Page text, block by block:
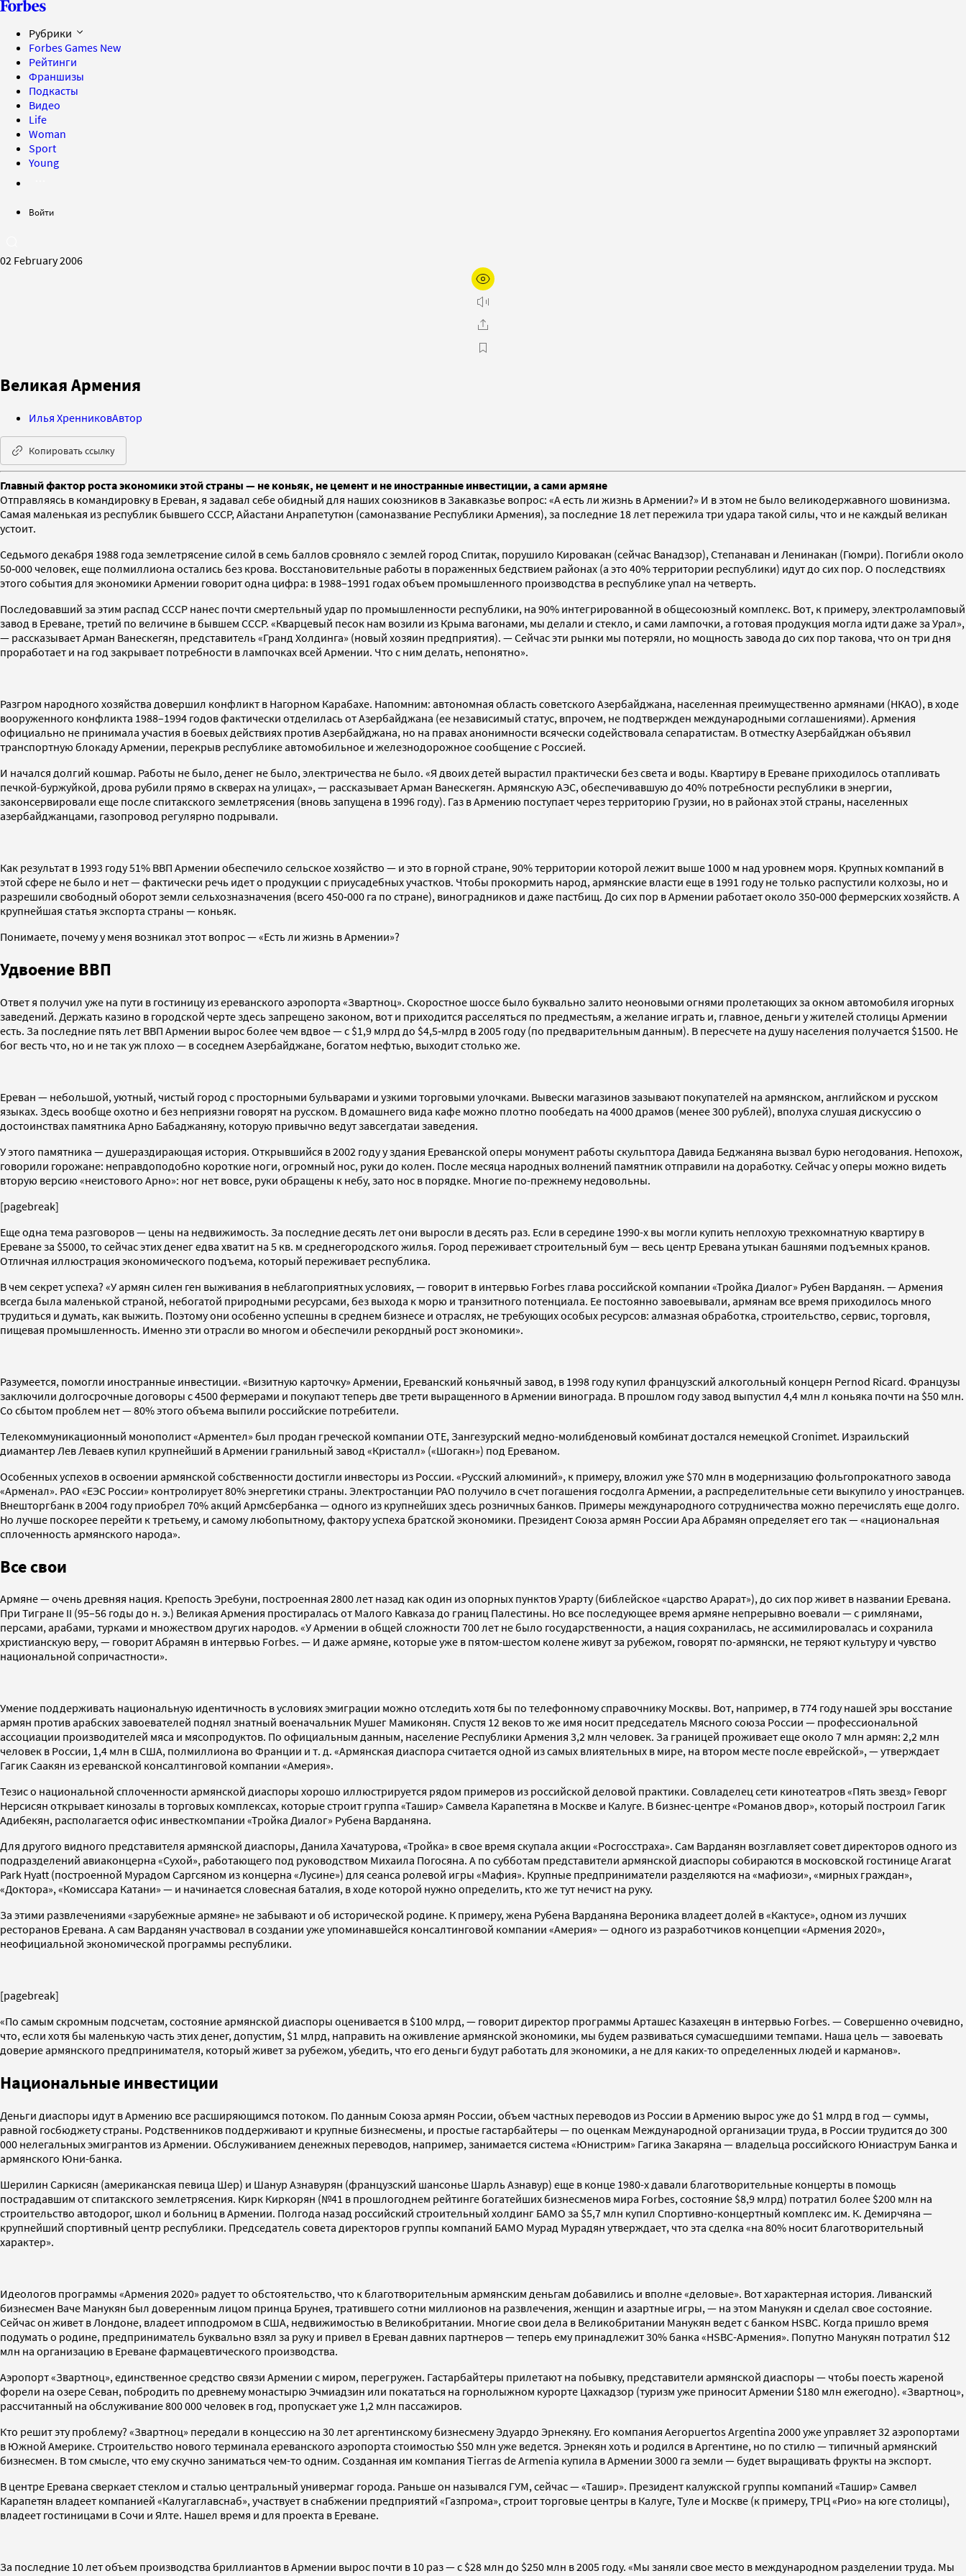
Рубрики
Forbes Games New
Рейтинги
Франшизы
Подкасты
Видео
Life
Woman
Sport
Young
Войти
02 February 2006
Великая Армения
Илья ХренниковАвтор
Копировать ссылку
Главный фактор роста экономики этой страны — не коньяк, не цемент и не иностранные инвестиции, а сами армяне
Отправляясь в командировку в Ереван, я задавал себе обидный для наших союзников в Закавказье вопрос: «А есть ли жизнь в Армении?» И в этом не было великодержавного шовинизма.
Самая маленькая из республик бывшего СССР, Айастани Анрапетутюн (самоназвание Республики Армения), за последние 18 лет пережила три удара такой силы, что и не каждый великан
устоит.
Седьмого декабря 1988 года землетрясение силой в семь баллов сровняло с землей город Спитак, порушило Кировакан (сейчас Ванадзор), Степанаван и Ленинакан (Гюмри). Погибли около
50‑000 человек, еще полмиллиона остались без крова. Восстановительные работы в пораженных бедствием районах (а это 40% территории республики) идут до сих пор. О последствиях
этого события для экономики Армении говорит одна цифра: в 1988–1991 годах объем промышленного производства в республике упал на четверть.
Последовавший за этим распад СССР нанес почти смертельный удар по промышленности республики, на 90% интегрированной в общесоюзный комплекс. Вот, к примеру, электроламповый
завод в Ереване, третий по величине в бывшем СССР. «Кварцевый песок нам возили из Крыма вагонами, мы делали и стекло, и сами лампочки, а готовая продукция могла идти даже за Урал»,
— рассказывает Арман Ванескегян, представитель «Гранд Холдинга» (новый хозяин предприятия). — Сейчас эти рынки мы потеряли, но мощность завода до сих пор такова, что он три дня
проработает и на год закрывает потребности в лампочках всей Армении. Что с ним делать, непонятно».
Разгром народного хозяйства довершил конфликт в Нагорном Карабахе. Напомним: автономная область советского Азербайджана, населенная преимущественно армянами (НКАО), в ходе
вооруженного конфликта 1988–1994 годов фактически отделилась от Азербайджана (ее независимый статус, впрочем, не подтвержден международными соглашениями). Армения
официально не принимала участия в боевых действиях против Азербайджана, но на правах анонимности всячески содействовала сепаратистам. В отместку Азербайджан объявил
транспортную блокаду Армении, перекрыв республике автомобильное и железнодорожное сообщение с Россией.
И начался долгий кошмар. Работы не было, денег не было, электричества не было. «Я двоих детей вырастил практически без света и воды. Квартиру в Ереване приходилось отапливать
печкой-буржуйкой, дрова рубили прямо в скверах на улицах», — рассказывает Арман Ванескегян. Армянскую АЭС, обеспечивавшую до 40% потребности республики в энергии,
законсервировали еще после спитакского землетрясения (вновь запущена в 1996 году). Газ в Армению поступает через территорию Грузии, но в районах этой страны, населенных
азербайджанцами, газопровод регулярно подрывали.
Как результат в 1993 году 51% ВВП Армении обеспечило сельское хозяйство — и это в горной стране, 90% территории которой лежит выше 1000 м над уровнем моря. Крупных компаний в
этой сфере не было и нет — фактически речь идет о продукции с приусадебных участков. Чтобы прокормить народ, армянские власти еще в 1991 году не только распустили колхозы, но и
разрешили свободный оборот земли сельхозназначения (всего 450‑000 га по стране), виноградников и даже пастбищ. До сих пор в Армении работает около 350‑000 фермерских хозяйств. А
крупнейшая статья экспорта страны — коньяк.
Понимаете, почему у меня возникал этот вопрос — «Есть ли жизнь в Армении»?
Удвоение ВВП
Ответ я получил уже на пути в гостиницу из ереванского аэропорта «Звартноц». Скоростное шоссе было буквально залито неоновыми огнями пролетающих за окном автомобиля игорных
заведений. Держать казино в городской черте здесь запрещено законом, вот и приходится расселяться по предместьям, а желание играть и, главное, деньги у жителей столицы Армении
есть. За последние пять лет ВВП Армении вырос более чем вдвое — с $1,9 млрд до $4,5‑млрд в 2005 году (по предварительным данным). В пересчете на душу населения получается $1500. Не
бог весть что, но и не так уж плохо — в соседнем Азербайджане, богатом нефтью, выходит столько же.
Ереван — небольшой, уютный, чистый город с просторными бульварами и узкими торговыми улочками. Вывески магазинов зазывают покупателей на армянском, английском и русском
языках. Здесь вообще охотно и без неприязни говорят на русском. В домашнего вида кафе можно плотно пообедать на 4000 драмов (менее 300 рублей), вполуха слушая дискуссию о
достоинствах памятника Арно Бабаджаняну, которую привычно ведут завсегдатаи заведения.
У этого памятника — душераздирающая история. Открывшийся в 2002 году у здания Ереванской оперы монумент работы скульптора Давида Беджаняна вызвал бурю негодования. Непохож,
говорили горожане: неправдоподобно короткие ноги, огромный нос, руки до колен. После месяца народных волнений памятник отправили на доработку. Сейчас у оперы можно видеть
вторую версию «неистового Арно»: ног нет вовсе, руки обращены к небу, зато нос в порядке. Многие по-прежнему недовольны.
[pagebreak]
Еще одна тема разговоров — цены на недвижимость. За последние десять лет они выросли в десять раз. Если в середине 1990-х вы могли купить неплохую трехкомнатную квартиру в
Ереване за $5000, то сейчас этих денег едва хватит на 5 кв. м среднегородского жилья. Город переживает строительный бум — весь центр Еревана утыкан башнями подъемных кранов.
Отличная иллюстрация экономического подъема, который переживает республика.
В чем секрет успеха? «У армян силен ген выживания в неблагоприятных условиях, — говорит в интервью Forbes глава российской компании «Тройка Диалог» Рубен Варданян. — Армения
всегда была маленькой страной, небогатой природными ресурсами, без выхода к морю и транзитного потенциала. Ее постоянно завоевывали, армянам все время приходилось много
трудиться и думать, как выжить. Поэтому они особенно успешны в среднем бизнесе и отраслях, не требующих особых ресурсов: алмазная обработка, строительство, сервис, торговля,
пищевая промышленность. Именно эти отрасли во многом и обеспечили рекордный рост экономики».
Разумеется, помогли иностранные инвестиции. «Визитную карточку» Армении, Ереванский коньячный завод, в 1998 году купил французский алкогольный концерн Pernod Ricard. Французы
заключили долгосрочные договоры с 4500 фермерами и покупают теперь две трети выращенного в Армении винограда. В прошлом году завод выпустил 4,4 млн л коньяка почти на $50 млн.
Со сбытом проблем нет — 80% этого объема выпили российские потребители.
Телекоммуникационный монополист «Арментел» был продан греческой компании OTE, Зангезурский медно-молибденовый комбинат достался немецкой Cronimet. Израильский
диамантер Лев Леваев купил крупнейший в Армении гранильный завод «Кристалл» («Шогакн») под Ереваном.
Особенных успехов в освоении армянской собственности достигли инвесторы из России. «Русский алюминий», к примеру, вложил уже $70 млн в модернизацию фольгопрокатного завода
«Арменал». РАО «ЕЭС России» контролирует 80% энергетики страны. Электростанции РАО получило в счет погашения госдолга Армении, а распределительные сети выкупило у иностранцев.
Внешторгбанк в 2004 году приобрел 70% акций Армсбербанка — одного из крупнейших здесь розничных банков. Примеры международного сотрудничества можно перечислять еще долго.
Но лучше поскорее перейти к третьему, и самому любопытному, фактору успеха братской экономики. Президент Союза армян России Ара Абрамян определяет его так — «национальная
сплоченность армянского народа».
Все свои
Армяне — очень древняя нация. Крепость Эребуни, построенная 2800 лет назад как один из опорных пунктов Урарту (библейское «царство Арарат»), до сих пор живет в названии Еревана.
При Тигране II (95–56 годы до н. э.) Великая Армения простиралась от Малого Кавказа до границ Палестины. Но все последующее время армяне непрерывно воевали — с римлянами,
персами, арабами, турками и множеством других народов. «У Армении в общей сложности 700 лет не было государственности, а нация сохранилась, не ассимилировалась и сохранила
христианскую веру, — говорит Абрамян в интервью Forbes. — И даже армяне, которые уже в пятом-шестом колене живут за рубежом, говорят по-армянски, не теряют культуру и чувство
национальной сопричастности».
Умение поддерживать национальную идентичность в условиях эмиграции можно отследить хотя бы по телефонному справочнику Москвы. Вот, например, в 774 году нашей эры восстание
армян против арабских завоевателей поднял знатный военачальник Мушег Мамиконян. Спустя 12 веков то же имя носит председатель Мясного союза России — профессиональной
ассоциации производителей мяса и мясопродуктов. По официальным данным, население Республики Армения 3,2 млн человек. За границей проживает еще около 7 млн армян: 2,2 млн
человек в России, 1,4 млн в США, полмиллиона во Франции и т. д. «Армянская диаспора считается одной из самых влиятельных в мире, на втором месте после еврейской», — утверждает
Гагик Саакян из ереванской консалтинговой компании «Америя».
Тезис о национальной сплоченности армянской диаспоры хорошо иллюстрируется рядом примеров из российской деловой практики. Совладелец сети кинотеатров «Пять звезд» Геворг
Нерсисян открывает кинозалы в торговых комплексах, которые строит группа «Ташир» Самвела Карапетяна в Москве и Калуге. В бизнес-центре «Романов двор», который построил Гагик
Адибекян, располагается офис инвесткомпании «Тройка Диалог» Рубена Варданяна.
Для другого видного представителя армянской диаспоры, Данила Хачатурова, «Тройка» в свое время скупала акции «Росгосстраха». Сам Варданян возглавляет совет директоров одного из
подразделений авиаконцерна «Сухой», работающего под руководством Михаила Погосяна. А по субботам представители армянской диаспоры собираются в московской гостинице Ararat
Park Hyatt (построенной Мурадом Саргсяном из концерна «Лусине») для сеанса ролевой игры «Мафия». Крупные предприниматели разделяются на «мафиози», «мирных граждан»,
«Доктора», «Комиссара Катани» — и начинается словесная баталия, в ходе которой нужно определить, кто же тут нечист на руку.
За этими развлечениями «зарубежные армяне» не забывают и об исторической родине. К примеру, жена Рубена Варданяна Вероника владеет долей в «Кактусе», одном из лучших
ресторанов Еревана. А сам Варданян участвовал в создании уже упоминавшейся консалтинговой компании «Америя» — одного из разработчиков концепции «Армения 2020»,
неофициальной экономической программы республики.
[pagebreak]
«По самым скромным подсчетам, состояние армянской диаспоры оценивается в $100 млрд, — говорит директор программы Арташес Казахецян в интервью Forbes. — Совершенно очевидно,
что, если хотя бы маленькую часть этих денег, допустим, $1 млрд, направить на оживление армянской экономики, мы будем развиваться сумасшедшими темпами. Наша цель — завоевать
доверие армянского предпринимателя, который живет за рубежом, убедить, что его деньги будут работать для экономики, а не для каких-то определенных людей и карманов».
Национальные инвестиции
Деньги диаспоры идут в Армению все расширяющимся потоком. По данным Союза армян России, объем частных переводов из России в Армению вырос уже до $1 млрд в год — суммы,
равной госбюджету страны. Родственников поддерживают и крупные бизнесмены, и простые гастарбайтеры — по оценкам Международной организации труда, в России трудится до 300
000 нелегальных эмигрантов из Армении. Обслуживанием денежных переводов, например, занимается система «Юнистрим» Гагика Закаряна — владельца российского Юниаструм Банка и
армянского Юни-банка.
Шерилин Саркисян (американская певица Шер) и Шанур Азнавурян (французский шансонье Шарль Азнавур) еще в конце 1980-х давали благотворительные концерты в помощь
пострадавшим от спитакского землетрясения. Кирк Киркорян (№41 в прошлогоднем рейтинге богатейших бизнесменов мира Forbes, состояние $8,9 млрд) потратил более $200 млн на
строительство автодорог, школ и больниц в Армении. Полгода назад российский строительный холдинг БАМО за $5,7 млн купил Спортивно-концертный комплекс им. К. Демирчяна —
крупнейший спортивный центр республики. Председатель совета директоров группы компаний БАМО Мурад Мурадян утверждает, что эта сделка «на 80% носит благотворительный
характер».
Идеологов программы «Армения 2020» радует то обстоятельство, что к благотворительным армянским деньгам добавились и вполне «деловые». Вот характерная история. Ливанский
бизнесмен Ваче Манукян был доверенным лицом принца Брунея, тратившего сотни миллионов на развлечения, женщин и азартные игры, — на этом Манукян и сделал свое состояние.
Сейчас он живет в Лондоне, владеет ипподромом в США, недвижимостью в Великобритании. Многие свои дела в Великобритании Манукян ведет с банком HSBC. Когда пришло время
подумать о родине, предприниматель буквально взял за руку и привел в Ереван давних партнеров — теперь ему принадлежит 30% банка «HSBC-Армения». Попутно Манукян потратил $12
млн на организацию в Ереване фармацевтического производства.
Аэропорт «Звартноц», единственное средство связи Армении с миром, перегружен. Гастарбайтеры прилетают на побывку, представители армянской диаспоры — чтобы поесть жареной
форели на озере Севан, побродить по древнему монастырю Эчмиадзин или покататься на горнолыжном курорте Цахкадзор (туризм уже приносит Армении $180 млн ежегодно). «Звартноц»,
рассчитанный на обслуживание 800 000 человек в год, пропускает уже 1,2 млн пассажиров.
Кто решит эту проблему? «Звартноц» передали в концессию на 30 лет аргентинскому бизнесмену Эдуардо Эрнекяну. Его компания Aeropuertos Argentina 2000 уже управляет 32 аэропортами
в Южной Америке. Строительство нового терминала ереванского аэропорта стоимостью $50 млн уже ведется. Эрнекян хоть и родился в Аргентине, но по стилю — типичный армянский
бизнесмен. В том смысле, что ему скучно заниматься чем-то одним. Созданная им компания Tierras de Armenia купила в Армении 3000 га земли — будет выращивать фрукты на экспорт.
В центре Еревана сверкает стеклом и сталью центральный универмаг города. Раньше он назывался ГУМ, сейчас — «Ташир». Президент калужской группы компаний «Ташир» Самвел
Карапетян владеет компанией «Калугаглавснаб», участвует в снабжении предприятий «Газпрома», строит торговые центры в Калуге, Туле и Москве (к примеру, ТРЦ «Рио» на юге столицы),
владеет гостиницами в Сочи и Ялте. Нашел время и для проекта в Ереване.
За последние 10 лет объем производства бриллиантов в Армении вырос почти в 10 раз — с $28 млн до $250 млн в 2005 году. «Мы заняли свое место в международном разделении труда. Мы